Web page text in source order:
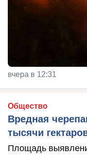
вчера в 12:31
Общество
Вредная
тысячи
Площадь